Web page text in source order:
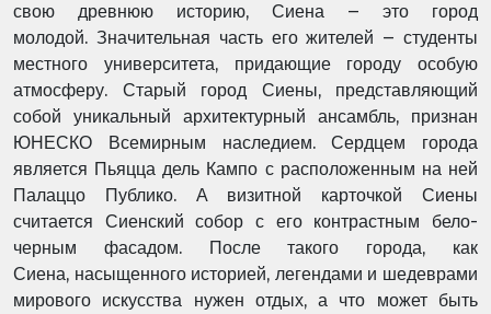
свою древнюю историю, Сиена – это город
молодой. Значительная часть его жителей – студенты
местного университета, придающие городу особую
атмосферу. Старый город Сиены, представляющий
собой уникальный архитектурный ансамбль, признан
ЮНЕСКО Всемирным наследием. Сердцем города
является Пьяцца дель Кампо с расположенным на ней
Палаццо Публико. А визитной карточкой Сиены
считается Сиенский собор с его контрастным бело-
черным фасадом. После такого города, как
Сиена, насыщенного историей, легендами и шедеврами
мирового искусства нужен отдых, а что может быть